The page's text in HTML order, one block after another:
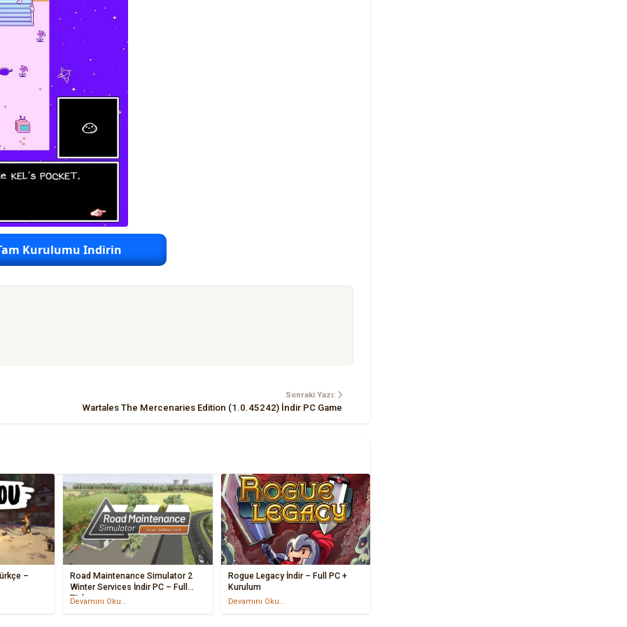
Kurulumu Indirin
Sonraki Yazı:
Wartales The Mercenaries Edition (1.0.45242) İndir PC Game
–
Road Maintenance Simulator 2
Winter Services İndir PC – Full
Türkçe
Devamını Oku...
Rogue Legacy İndir – Full PC +
Kurulum
Devamını Oku...